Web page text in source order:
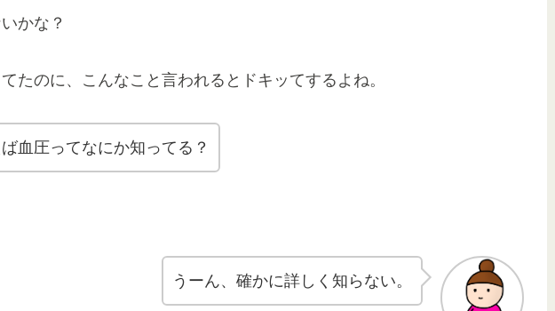
かな？
たのに、こんなこと言われるとドキッてするよね。
血圧ってなにか知ってる？
うーん、確かに詳しく知らない。